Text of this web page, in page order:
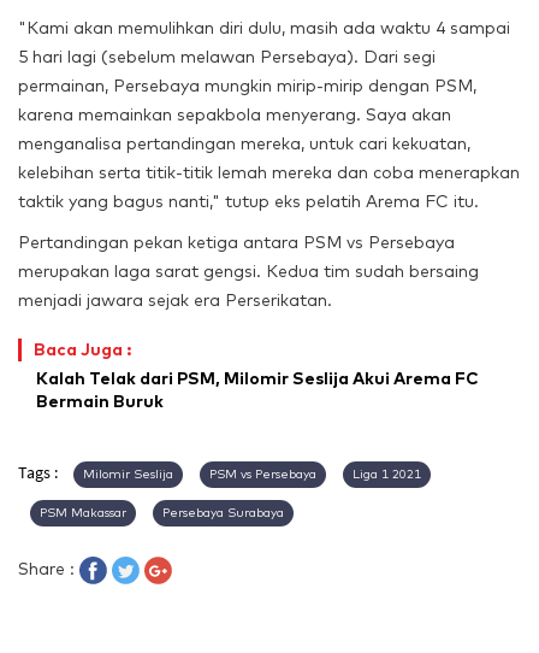
"Kami akan memulihkan diri dulu, masih ada waktu 4 sampai
5 hari lagi (sebelum melawan Persebaya). Dari segi
permainan, Persebaya mungkin mirip-mirip dengan PSM,
karena memainkan sepakbola menyerang. Saya akan
menganalisa pertandingan mereka, untuk cari kekuatan,
kelebihan serta titik-titik lemah mereka dan coba menerapkan
taktik yang bagus nanti," tutup eks pelatih Arema FC itu.
Pertandingan pekan ketiga antara PSM vs Persebaya
merupakan laga sarat gengsi. Kedua tim sudah bersaing
menjadi jawara sejak era Perserikatan.
Baca Juga :
Kalah Telak dari PSM, Milomir Seslija Akui Arema FC
Bermain Buruk
Tags : Milomir Seslija PSM vs Persebaya Liga 1 2021
PSM Makassar Persebaya Surabaya
Share :